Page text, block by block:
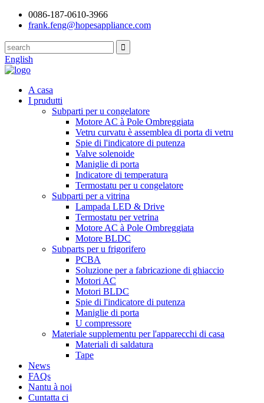
0086-187-0610-3966
frank.feng@hopesappliance.com
English
A casa
I prudutti
Subparti per u congelatore
Motore AC à Pole Ombreggiata
Vetru curvatu è assemblea di porta di vetru
Spie di l'indicatore di putenza
Valve solenoide
Maniglie di porta
Indicatore di temperatura
Termostatu per u congelatore
Subparti per a vitrina
Lampada LED & Drive
Termostatu per vetrina
Motore AC à Pole Ombreggiata
Motore BLDC
Subparts per u frigorifero
PCBA
Soluzione per a fabricazione di ghiaccio
Motori AC
Motori BLDC
Spie di l'indicatore di putenza
Maniglie di porta
U compressore
Materiale supplementu per l'apparecchi di casa
Materiali di saldatura
Tape
News
FAQs
Nantu à noi
Cuntatta ci